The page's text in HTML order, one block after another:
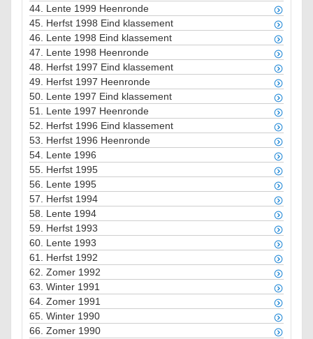
44. Lente 1999 Heenronde
45. Herfst 1998 Eind klassement
46. Lente 1998 Eind klassement
47. Lente 1998 Heenronde
48. Herfst 1997 Eind klassement
49. Herfst 1997 Heenronde
50. Lente 1997 Eind klassement
51. Lente 1997 Heenronde
52. Herfst 1996 Eind klassement
53. Herfst 1996 Heenronde
54. Lente 1996
55. Herfst 1995
56. Lente 1995
57. Herfst 1994
58. Lente 1994
59. Herfst 1993
60. Lente 1993
61. Herfst 1992
62. Zomer 1992
63. Winter 1991
64. Zomer 1991
65. Winter 1990
66. Zomer 1990